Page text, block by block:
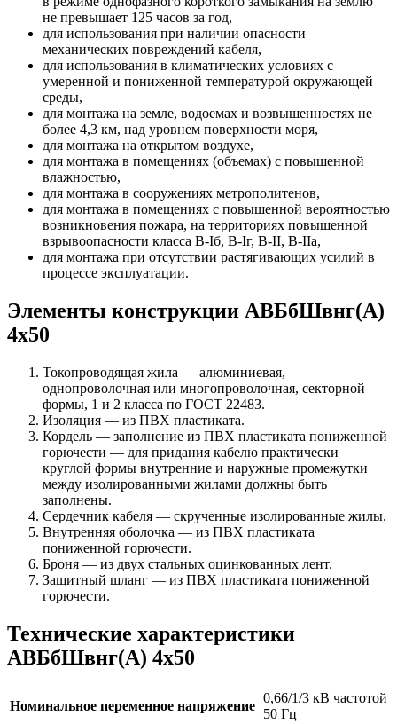
не превышает 125 часов за год,
для использования при наличии опасности
механических повреждений кабеля,
для использования в климатических условиях с
умеренной и пониженной температурой окружающей
среды,
для монтажа на земле, водоемах и возвышенностях не
более 4,3 км, над уровнем поверхности моря,
для монтажа на открытом воздухе,
для монтажа в помещениях (объемах) с повышенной
влажностью,
для монтажа в сооружениях метрополитенов,
для монтажа в помещениях с повышенной вероятностью
возникновения пожара, на территориях повышенной
взрывоопасности класса B-Iб, B-Iг, В-II, В-IIа,
для монтажа при отсутствии растягивающих усилий в
процессе эксплуатации.
Элементы конструкции АВБбШвнг(А)
4х50
Токопроводящая жила — алюминиевая,
однопроволочная или многопроволочная, секторной
формы, 1 и 2 класса по ГОСТ 22483.
Изоляция — из ПВХ пластиката.
Кордель — заполнение из ПВХ пластиката пониженной
горючести — для придания кабелю практически
круглой формы внутренние и наружные промежутки
между изолированными жилами должны быть
заполнены.
Сердечник кабеля — скрученные изолированные жилы.
Внутренняя оболочка — из ПВХ пластиката
пониженной горючести.
Броня — из двух стальных оцинкованных лент.
Защитный шланг — из ПВХ пластиката пониженной
горючести.
Технические характеристики
АВБбШвнг(А) 4х50
Номинальное переменное напряжение
0,66/1/3 кВ частотой
50 Гц